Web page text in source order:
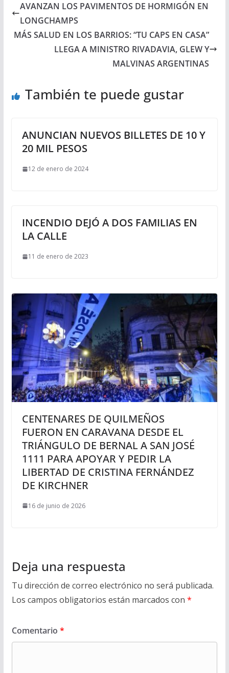
AVANZAN LOS PAVIMENTOS DE HORMIGÓN EN
LONGCHAMPS
MÁS SALUD EN LOS BARRIOS: “TU CAPS EN CASA”
LLEGA A MINISTRO RIVADAVIA, GLEW Y
MALVINAS ARGENTINAS
También te puede gustar
ANUNCIAN NUEVOS BILLETES DE 10 Y
20 MIL PESOS
12 de enero de 2024
INCENDIO DEJÓ A DOS FAMILIAS EN
LA CALLE
11 de enero de 2023
CENTENARES DE QUILMEÑOS
FUERON EN CARAVANA DESDE EL
TRIÁNGULO DE BERNAL A SAN JOSÉ
1111 PARA APOYAR Y PEDIR LA
LIBERTAD DE CRISTINA FERNÁNDEZ
DE KIRCHNER
16 de junio de 2026
Deja una respuesta
Tu dirección de correo electrónico no será publicada.
Los campos obligatorios están marcados con *
Comentario *